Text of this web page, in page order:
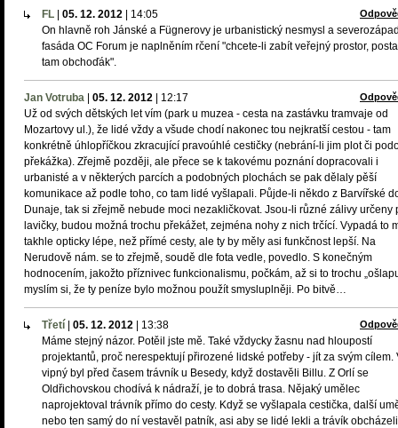
FL 05. 12. 2012 14:05
On hlavně roh Jánské a Fügnerovy je urbanistický nesmysl a
fasáda OC Forum je naplněním rčení "chcete-li zabít veřejný prostor,
tam obchoďák".
Jan Votruba 05. 12. 2012 12:17
Už od svých dětských let vím (park u muzea - cesta na zastávku tramvaje od
Mozartovy ul.), že lidé vždy a všude chodí nakonec tou nejkratší cestou - tam
konkrétně úhlopříčkou zkracující pravoúhlé cestičky (nebrání-li jim plot či
překážka). Zřejmě později, ale přece se k takovému poznání dopracovali i
urbanisté a v některých parcích a podobných plochách se pak dělaly pěší
komunikace až podle toho, co tam lidé vyšlapali. Půjde-li někdo z Barvířské
Dunaje, tak si zřejmě nebude moci nezakličkovat. Jsou-li různé zálivy určeny
lavičky, budou možná trochu překážet, zejména nohy z nich trčící. Vypadá to
takhle opticky lépe, než přímé cesty, ale ty by měly asi funkčnost lepší. Na
Nerudově nám. se to zřejmě, soudě dle fota vedle, povedlo. S konečným
hodnocením, jakožto příznivec funkcionalismu, počkám, až si to trochu
myslím si, že ty peníze bylo možnou použít smysluplněji. Po bitvě…
Třetí 05. 12. 2012 13:38
Máme stejný názor. Potěil jste mě. Také vždycky žasnu nad hloupostí
projektantů, proč nerespektují přirozené lidské potřeby - jít za svým cílem.
vipný byl před časem trávník u Besedy, když dostavěli Billu. Z Orlí se
Oldřichovskou chodívá k nádraží, je to dobrá trasa. Nějaký umělec
naprojektoval trávník přímo do cesty. Když se vyšlapala cestička, další
nebo ten samý do ní vestavěl patník, asi aby se lidé lekli a trávík